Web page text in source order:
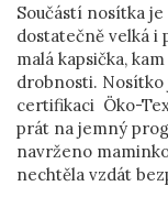
Součástí nosítka
dostatečně velká i
malá kapsička,
drobnosti. Nosítko
certifikaci Öko-
prát na jemný
navrženo
nechtěla vzdát